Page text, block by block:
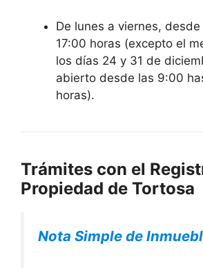
De lunes a viernes,
17:00 horas (excepto el
los días 24 y 31 de
abierto desde las 9:00
horas).
Trámites con el
Propiedad de Tortosa
Nota Simple de